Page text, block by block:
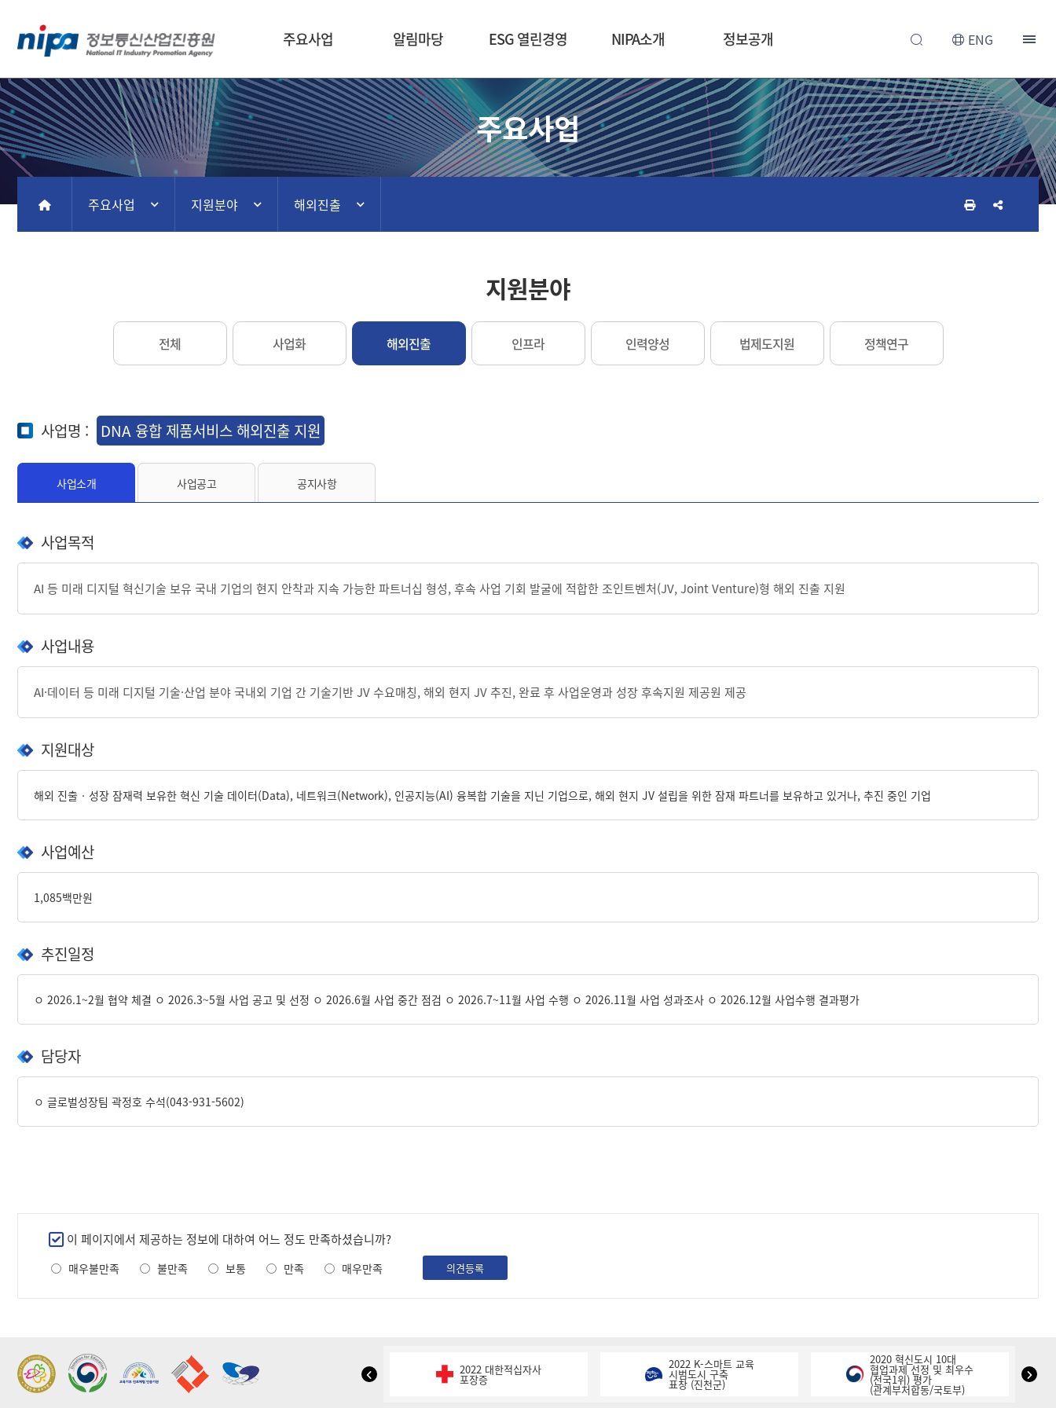
주요사업 알림마당 ESG 열린경영 NIPA소개 정보공개 ENG
주요사업
홈 주요사업 지원분야 해외진출 인
쇄
기
공
유
기
지원분야
전체 사업화 해외진출 인프라 인력양성 법제도지원 정책연구
사업명 : DNA 융합 제품서비스 해외진출 지원
사업소개 사업공고 공지사항
사업목적
AI 등 미래 디지털 혁신기술 보유 국내 기업의 현지 안착과 지속 가능한 파트너십 형성, 후속 사업 기회 발굴에 적합한 조인트벤처(JV, Joint Venture)형 해외 진출 지원
사업내용
AI·데이터 등 미래 디지털 기술·산업 분야 국내외 기업 간 기술기반 JV 수요매칭, 해외 현지 JV 추진, 완료 후 사업운영과 성장 후속지원 제공원 제공
지원대상
해외 진출‧성장 잠재력 보유한 혁신 기술 데이터(Data), 네트워크(Network), 인공지능(AI) 융복합 기술을 지닌 기업으로, 해외 현지 JV 설립을 위한 잠재 파트너를 보유하고 있거나, 추진 중인 기업
사업예산
1,085백만원
추진일정
ㅇ 2026.1~2월 협약 체결 ㅇ 2026.3~5월 사업 공고 및 선정 ㅇ 2026.6월 사업 중간 점검 ㅇ 2026.7~11월 사업 수행 ㅇ 2026.11월 사업 성과조사 ㅇ 2026.12월 사업수행 결과평가
담당자
ㅇ 글로벌성장팀 곽정호 수석(043-931-5602)
만
족
도
이 페이지에서 제공하는 정보에 대하여 어느 정도 만족하셨습니까?
매우불만족 불만족 보통 만족 매우만족 의견등록
NIPA
2022 가족친화우수기관
표창
2022 지역문제해결
플랫폼 표창
2022 대한적십자사
포장증
2022 K-스마트 교육
시범도시 구축
표창 (진천군)
2020 혁신도시 10대
협업과제 선정 및 최우수
(전국1위) 평가
(관계부처합동/국토부)
NIPA